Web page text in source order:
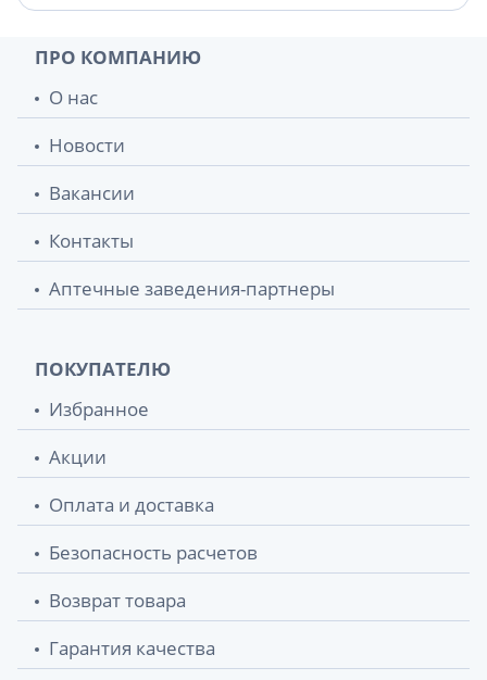
ПРО КОМПАНИЮ
О нас
Новости
Вакансии
Контакты
Аптечные заведения-партнеры
ПОКУПАТЕЛЮ
Избранное
Акции
Оплата и доставка
Безопасность расчетов
Возврат товара
Гарантия качества